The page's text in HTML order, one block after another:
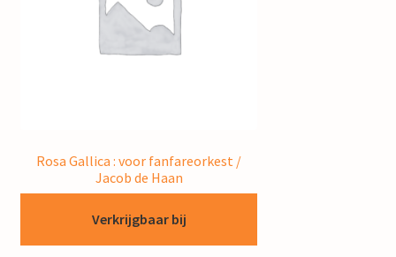
Rosa Gallica : voor fanfareorkest /
Jacob de Haan
Verkrijgbaar bij